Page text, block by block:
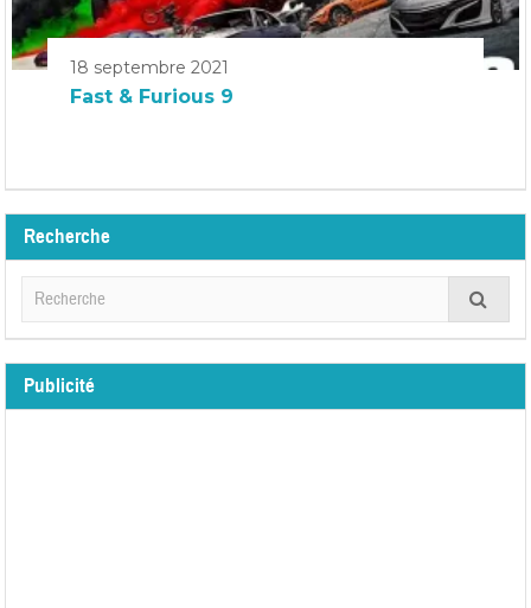
18 septembre 2021
Fast & Furious 9
Recherche
Publicité